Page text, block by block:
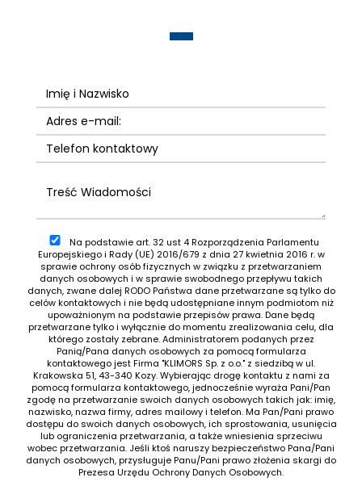
Na podstawie art. 32 ust 4 Rozporządzenia Parlamentu
Europejskiego i Rady (UE) 2016/679 z dnia 27 kwietnia 2016 r. w
sprawie ochrony osób fizycznych w związku z przetwarzaniem
danych osobowych i w sprawie swobodnego przepływu takich
danych, zwane dalej RODO Państwa dane przetwarzane są tylko do
celów kontaktowych i nie będą udostępniane innym podmiotom niż
upoważnionym na podstawie przepisów prawa. Dane będą
przetwarzane tylko i wyłącznie do momentu zrealizowania celu, dla
którego zostały zebrane. Administratorem podanych przez
Panią/Pana danych osobowych za pomocą formularza
kontaktowego jest Firma "KLIMORS Sp. z o.o." z siedzibą w ul.
Krakowska 51, 43-340 Kozy. Wybierając drogę kontaktu z nami za
pomocą formularza kontaktowego, jednocześnie wyraża Pani/Pan
zgodę na przetwarzanie swoich danych osobowych takich jak: imię,
nazwisko, nazwa firmy, adres mailowy i telefon. Ma Pan/Pani prawo
dostępu do swoich danych osobowych, ich sprostowania, usunięcia
lub ograniczenia przetwarzania, a także wniesienia sprzeciwu
wobec przetwarzania. Jeśli ktoś naruszy bezpieczeństwo Pana/Pani
danych osobowych, przysługuje Panu/Pani prawo złożenia skargi do
Prezesa Urzędu Ochrony Danych Osobowych.